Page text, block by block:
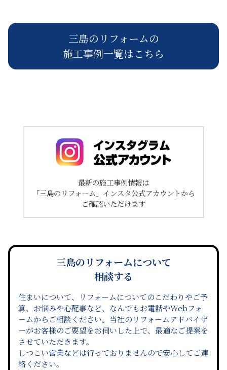
三島のリフォームの
施工事例一覧はこちら
最新の施工事例情報は
「三島のリフォーム」インスタ公式アカウントから
ご確認いただけます
三島のリフォームについて
相談する
住まいについて、リフォームについてのこだわりやご予
算、お悩みや心配事など、なんでもお電話やWebフォ
ームからご相談ください。当社のリフォームアドバイザ
ーがお客様のご要望をお伺いした上で、最適なご提案を
させていただきます。
しつこい営業などは行っておりませんので安心してご連
絡ください。